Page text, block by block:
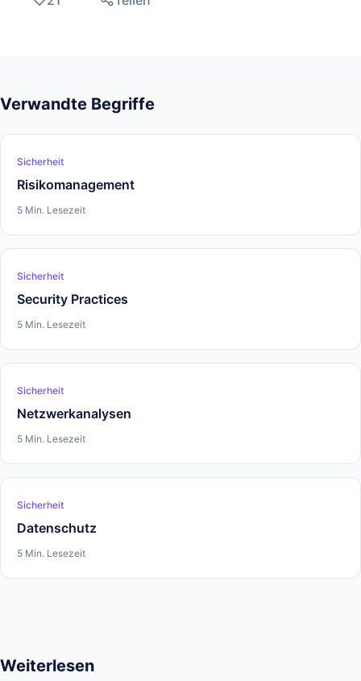
Verwandte Begriffe
Sicherheit
Risikomanagement
5 Min. Lesezeit
Sicherheit
Security Practices
5 Min. Lesezeit
Sicherheit
Netzwerkanalysen
5 Min. Lesezeit
Sicherheit
Datenschutz
5 Min. Lesezeit
Weiterlesen